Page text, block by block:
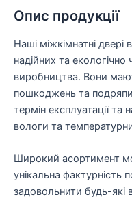
Опис продукції
Наші міжкімнатні двері
надійних та екологічно
виробництва. Вони
пошкоджень та
термін експлуатації та
вологи та
Широкий асортимент
унікальна фактурність
задовольнити будь-які